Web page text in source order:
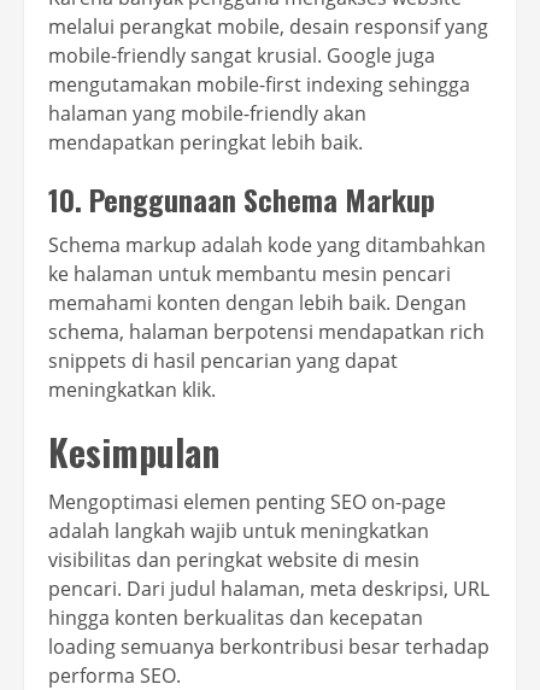
melalui perangkat mobile, desain responsif yang
mobile-friendly sangat krusial. Google juga
mengutamakan mobile-first indexing sehingga
halaman yang mobile-friendly akan
mendapatkan peringkat lebih baik.
10. Penggunaan Schema Markup
Schema markup adalah kode yang ditambahkan
ke halaman untuk membantu mesin pencari
memahami konten dengan lebih baik. Dengan
schema, halaman berpotensi mendapatkan rich
snippets di hasil pencarian yang dapat
meningkatkan klik.
Kesimpulan
Mengoptimasi elemen penting SEO on-page
adalah langkah wajib untuk meningkatkan
visibilitas dan peringkat website di mesin
pencari. Dari judul halaman, meta deskripsi, URL
hingga konten berkualitas dan kecepatan
loading semuanya berkontribusi besar terhadap
performa SEO.